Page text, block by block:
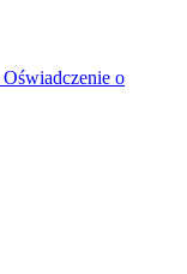
Oświadczenie o